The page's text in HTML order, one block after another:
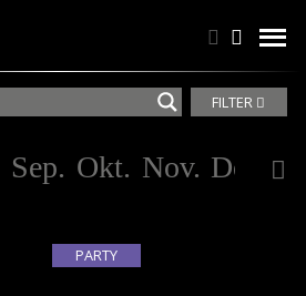
Suchen
Suchen
Sep. Okt. Nov. Dez.
FILTER
PARTY